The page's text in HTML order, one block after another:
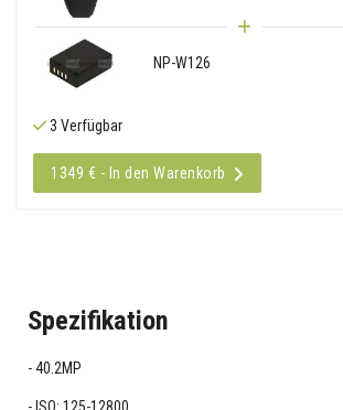
NP-W126
3 Verfügbar
1349 € - In den Warenkorb
Spezifikation
40.2MP